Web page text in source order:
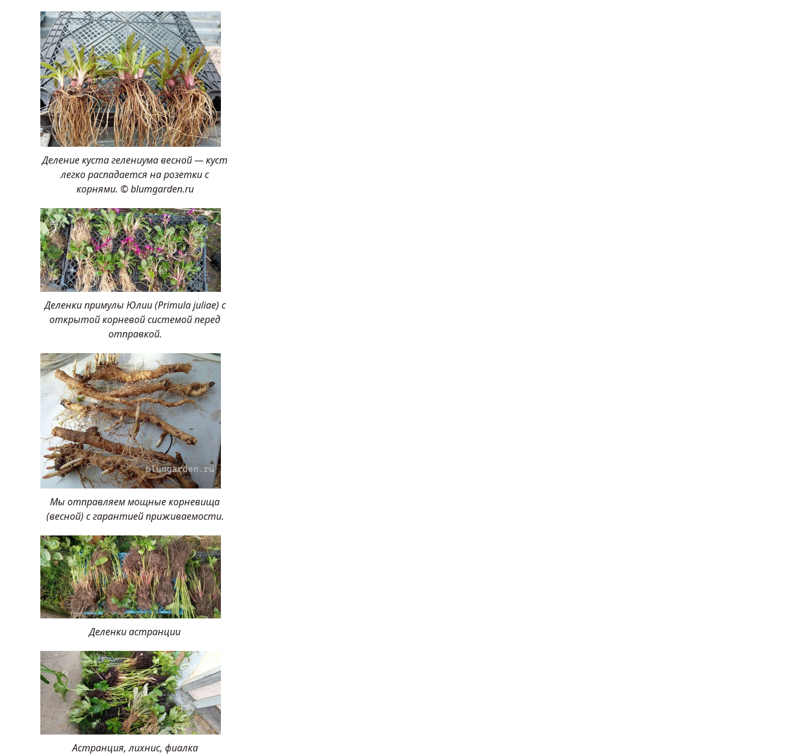
Деление куста гелениума весной — куст
легко распадается на розетки с
корнями. © blumgarden.ru
Деленки примулы Юлии (Primula juliae) с
открытой корневой системой перед
отправкой.
Мы отправляем мощные корневища
(весной) с гарантией приживаемости.
Деленки астранции
Астранция, лихнис, фиалка